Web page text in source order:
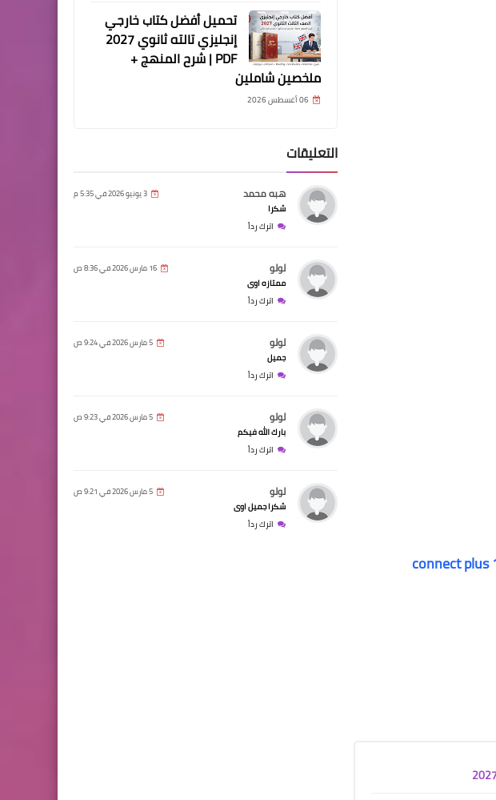
تحميل أفضل كتاب خارجي
إنجليزي تالته ثانوي 2027
PDF | شرح المنهج +
ملخصين شاملين
06 أغسطس 2026
التعليقات
هبه محمد 3 يونيو 2026 في 5:35 م
شكرا
اترك رداً
لولو 16 مارس 2026 في 8:36 ص
ممتازه اوى
اترك رداً
لولو 5 مارس 2026 في 9:24 ص
جميل
اترك رداً
لولو 5 مارس 2026 في 9:23 ص
بارك الله فيكم
اترك رداً
لولو 5 مارس 2026 في 9:21 ص
شكرا جميل اوى
اترك رداً